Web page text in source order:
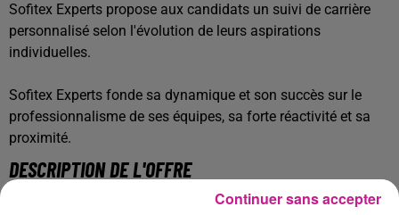
Sofitex Experts propose aux candidats un suivi de carrière
personnalisé selon l'évolution de leurs aspirations
individuelles.
Sofitex Experts fonde sa dynamique et son succès sur le
professionnalisme de ses équipes, sa forte réactivité et sa
proximité.
DESCRIPTION DE L'OFFRE
Nous recherchons pour notre client, un chargé de relogement
Continuer sans accepter